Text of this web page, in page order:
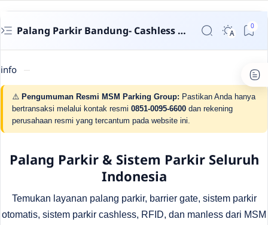
Palang Parkir Bandung- Cashless untuk Perumahan & Gedung | MSM Parking
info
⚠️ Pengumuman Resmi MSM Parking Group: Pastikan Anda hanya
bertransaksi melalui kontak resmi 0851-0095-6600 dan rekening
perusahaan resmi yang tercantum pada website ini.
Palang Parkir & Sistem Parkir Seluruh
Indonesia
Temukan layanan palang parkir, barrier gate, sistem parkir
otomatis, sistem parkir cashless, RFID, dan manless dari MSM